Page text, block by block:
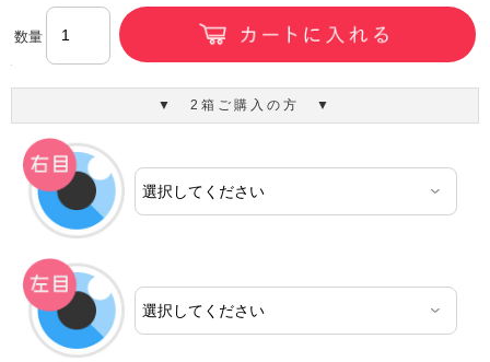
数量
▼ 2箱ご購入の方 ▼